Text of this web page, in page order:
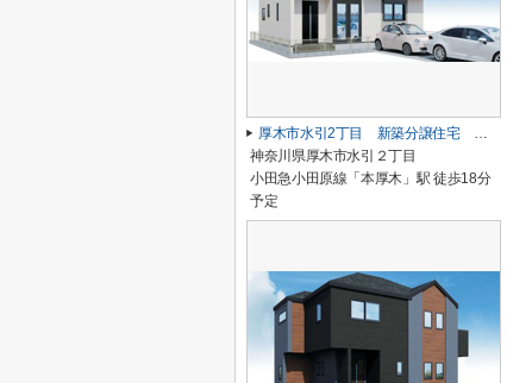
厚木市水引2丁目 新築分譲住宅 全2棟
神奈川県厚木市水引２丁目
小田急小田原線「本厚木」駅 徒歩18分
予定